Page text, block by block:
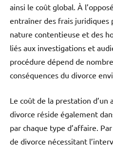
ainsi le coût global. À
entraîner des frais juridiques
nature contentieuse et des
liés aux investigations et
procédure dépend de
conséquences du divorce
Le coût de la prestation d’un
divorce réside également
par chaque type d’affaire.
de divorce nécessitant